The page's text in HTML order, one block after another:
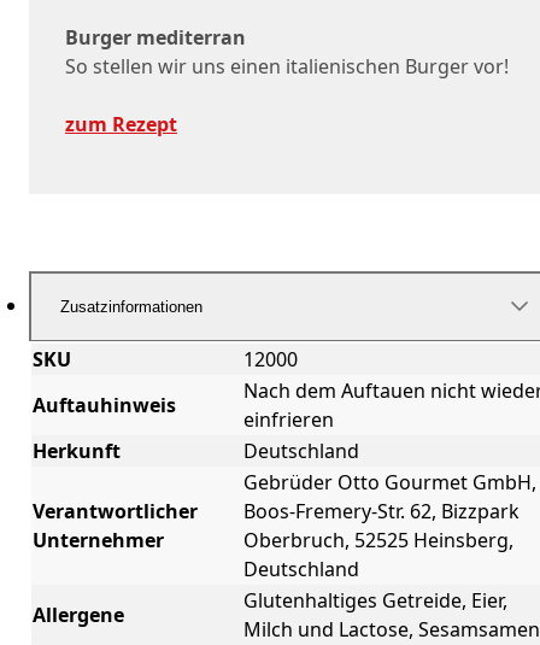
Burger mediterran
So stellen wir uns einen italienischen Burger vor!
zum Rezept
Zusatzinformationen
SKU
12000
Auftauhinweis
Nach dem Auftauen nicht
einfrieren
Herkunft
Deutschland
Verantwortlicher
Unternehmer
Gebrüder Otto Gourmet GmbH,
Boos-Fremery-Str. 62, Bizzpark
Oberbruch, 52525 Heinsberg,
Deutschland
Allergene
Glutenhaltiges Getreide, Eier,
Milch und Lactose, Sesamsamen